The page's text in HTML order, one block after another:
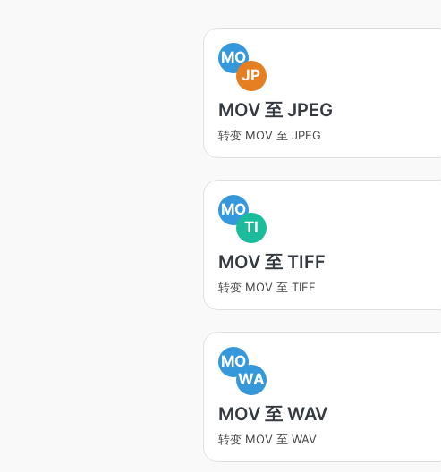
MO
JP
MOV 至 JPEG
转变 MOV 至 JPEG
MO
TI
MOV 至 TIFF
转变 MOV 至 TIFF
MO
WA
MOV 至 WAV
转变 MOV 至 WAV